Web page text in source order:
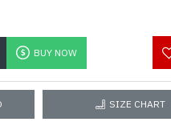
BUY NOW
SIZE CHART